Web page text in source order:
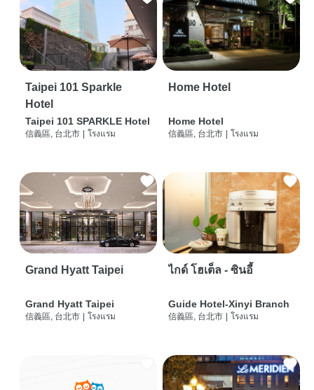
Taipei 101 Sparkle
Hotel
Taipei 101 SPARKLE Hotel
信義區, 台北市 โรงแรม
Home Hotel
Home Hotel
信義區, 台北市 โรงแรม
Grand Hyatt Taipei
Grand Hyatt Taipei
信義區, 台北市 โรงแรม
ไกด์ โฮเต็ล - ซินอี้
Guide Hotel-Xinyi Branch
信義區, 台北市 โรงแรม